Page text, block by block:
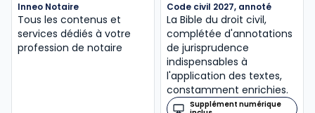
Inneo Notaire
Tous les contenus et
services dédiés à votre
profession de notaire
Code civil 2027, annoté
La Bible du droit civil,
complétée d'annotations
de jurisprudence
indispensables à
l'application des textes,
constamment enrichies.
Supplément numérique